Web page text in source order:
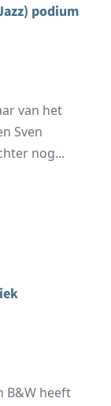
podium
van het
Sven
nog...
B&W heeft